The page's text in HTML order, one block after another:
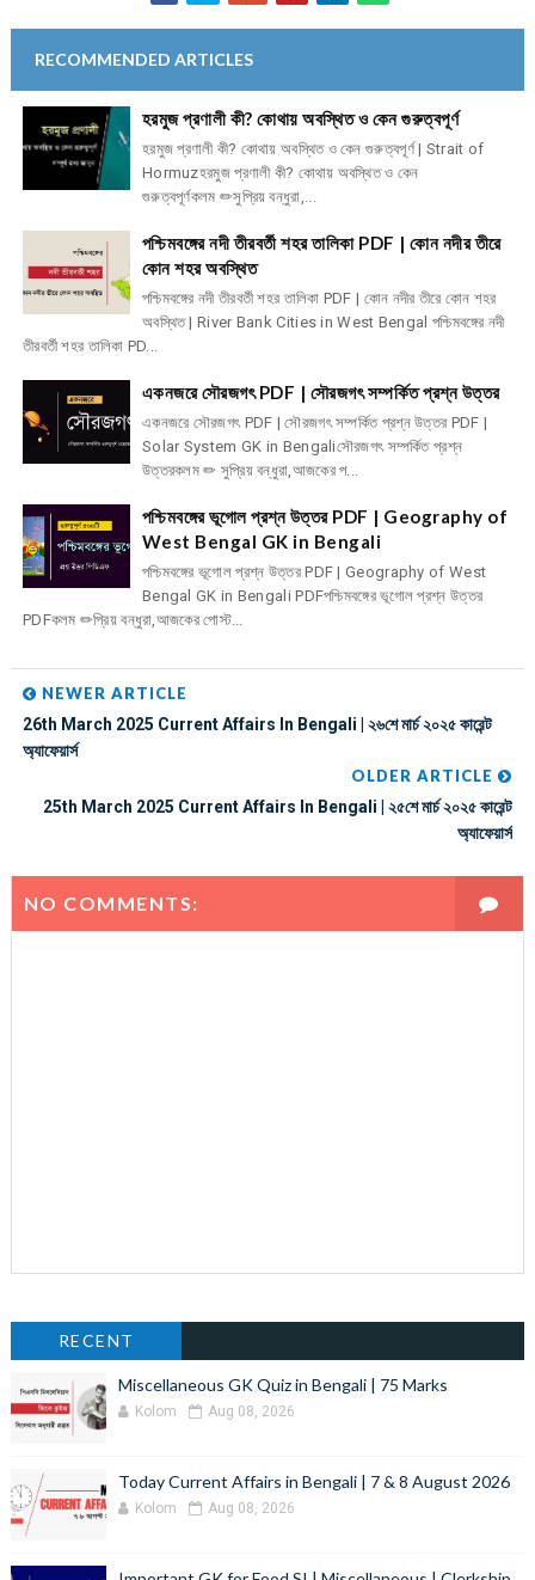
RECOMMENDED ARTICLES
হরমুজ প্রণালী কী? কোথায় অবস্থিত ও কেন গুরুত্বপূর্ণ
হরমুজ প্রণালী কী? কোথায় অবস্থিত ও কেন গুরুত্বপূর্ণ | Strait of
Hormuzহরমুজ প্রণালী কী? কোথায় অবস্থিত ও কেন
গুরুত্বপূর্ণকলম ✏সুপ্রিয় বন্ধুরা,...
পশ্চিমবঙ্গের নদী তীরবর্তী শহর তালিকা PDF | কোন নদীর তীরে
কোন শহর অবস্থিত
পশ্চিমবঙ্গের নদী তীরবর্তী শহর তালিকা PDF | কোন নদীর তীরে কোন শহর
অবস্থিত | River Bank Cities in West Bengal পশ্চিমবঙ্গের নদী
তীরবর্তী শহর তালিকা PD...
একনজরে সৌরজগৎ PDF | সৌরজগৎ সম্পর্কিত প্রশ্ন উত্তর
একনজরে সৌরজগৎ PDF | সৌরজগৎ সম্পর্কিত প্রশ্ন উত্তর PDF |
Solar System GK in Bengaliসৌরজগৎ সম্পর্কিত প্রশ্ন
উত্তরকলম ✏ সুপ্রিয় বন্ধুরা,আজকের প...
পশ্চিমবঙ্গের ভূগোল প্রশ্ন উত্তর PDF | Geography of
West Bengal GK in Bengali
পশ্চিমবঙ্গের ভূগোল প্রশ্ন উত্তর PDF | Geography of West
Bengal GK in Bengali PDFপশ্চিমবঙ্গের ভূগোল প্রশ্ন উত্তর
PDFকলম ✏প্রিয় বন্ধুরা,আজকের পোস্ট...
NEWER ARTICLE
26th March 2025 Current Affairs In Bengali | ২৬শে মার্চ ২০২৫ কারেন্ট
অ্যাফেয়ার্স
OLDER ARTICLE
25th March 2025 Current Affairs In Bengali | ২৫শে মার্চ ২০২৫ কারেন্ট
অ্যাফেয়ার্স
NO COMMENTS:
RECENT
Miscellaneous GK Quiz in Bengali | 75 Marks
Kolom Aug 08, 2026
Today Current Affairs in Bengali | 7 & 8 August 2026
Kolom Aug 08, 2026